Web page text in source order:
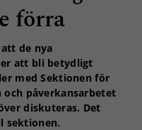
förra
de nya
att bli betydligt
med Sektionen för
påverkansarbetet
diskuteras. Det
sektionen.